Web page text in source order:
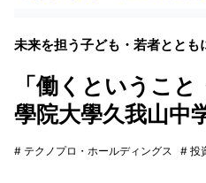
未来を担う子ども・若者ととも
「働くというこ
學院大學久我山中
# テクノプロ・ホールディングス # 投